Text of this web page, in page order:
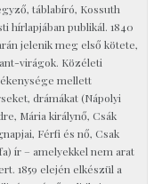
táblabíró, Kossuth
hírlapjában publikál. 1840
jelenik meg első kötete,
virágok. Közéleti
mellett
drámákat (Nápolyi
Mária királynő, Csák
Férfi és nő, Csak
ír – amelyekkel nem arat
1859 elején elkészül a